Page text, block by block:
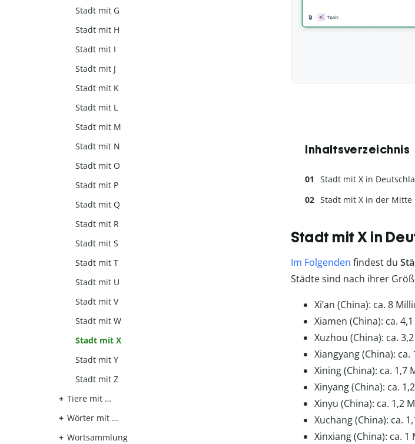
Inhaltsverzeichnis
Stadt mit X in
Stadt mit X in der Mitte
Stadt mit X in
Im Folgenden findest du
Städte sind nach ihrer
Xi’an (China): ca. 8
Xiamen (China): ca.
Xuzhou (China): ca.
Xiangyang (China):
Xining (China): ca. 1,7
Xinyang (China): ca.
Xinyu (China): ca. 1,2
Xuchang (China): ca.
Xinxiang (China): ca.
Stadt mit G
Stadt mit H
Stadt mit I
Stadt mit J
Stadt mit K
Stadt mit L
Stadt mit M
Stadt mit N
Stadt mit O
Stadt mit P
Stadt mit Q
Stadt mit R
Stadt mit S
Stadt mit T
Stadt mit U
Stadt mit V
Stadt mit W
Stadt mit X
Stadt mit Y
Stadt mit Z
Tiere mit …
Wörter mit …
Wortsammlung